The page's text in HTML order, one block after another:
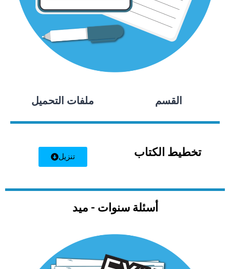
القسم ملفات التحميل
تخطيط الكتاب تنزيل
أسئلة سنوات - ميد